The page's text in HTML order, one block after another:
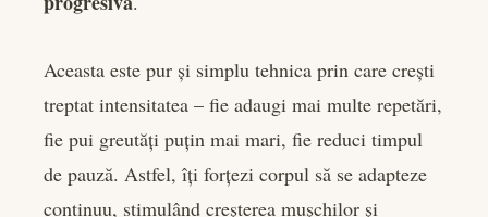
Aceasta este pur și simplu tehnica prin care crești
treptat intensitatea – fie adaugi mai multe repetări,
fie pui greutăți puțin mai mari, fie reduci timpul
de pauză. Astfel, îți forțezi corpul să se adapteze
continuu, stimulând creșterea mușchilor și